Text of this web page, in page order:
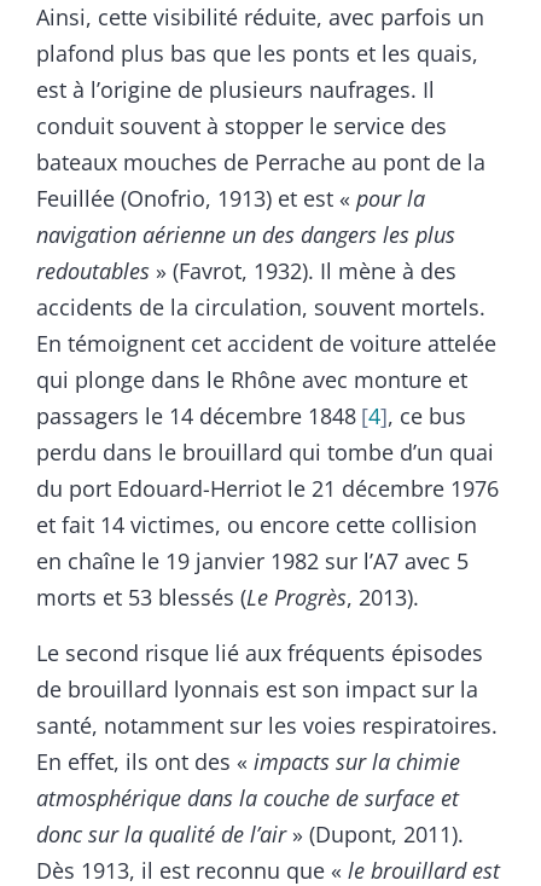
Ainsi, cette visibilité réduite, avec parfois un
plafond plus bas que les ponts et les quais,
est à l’origine de plusieurs naufrages. Il
conduit souvent à stopper le service des
bateaux mouches de Perrache au pont de la
Feuillée (Onofrio, 1913) et est « pour la
navigation aérienne un des dangers les plus
redoutables » (Favrot, 1932). Il mène à des
accidents de la circulation, souvent mortels.
En témoignent cet accident de voiture attelée
qui plonge dans le Rhône avec monture et
passagers le 14 décembre 1848 4 , ce bus
perdu dans le brouillard qui tombe d’un quai
du port Edouard-Herriot le 21 décembre 1976
et fait 14 victimes, ou encore cette collision
en chaîne le 19 janvier 1982 sur l’A7 avec 5
morts et 53 blessés (Le Progrès, 2013).
Le second risque lié aux fréquents épisodes
de brouillard lyonnais est son impact sur la
santé, notamment sur les voies respiratoires.
En effet, ils ont des « impacts sur la chimie
atmosphérique dans la couche de surface et
donc sur la qualité de l’air» (Dupont, 2011).
Dès 1913, il est reconnu que « le brouillard est